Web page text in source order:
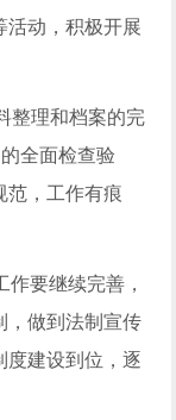
活动，积极开展
理和档案的完
全面检查验
范，工作有痕
要继续完善，
，做到法制宣传
度建设到位，逐